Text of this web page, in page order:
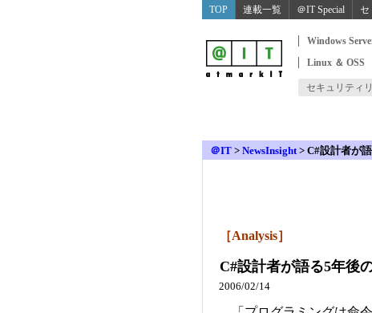
TOP 連載一覧 ＠IT Special セ
Windows
Linux ＆ OSS
セキュリティ
＠IT > NewsInsight> C#設計者が
［Analysis］
C#設計者が語る5年後
2006/02/14